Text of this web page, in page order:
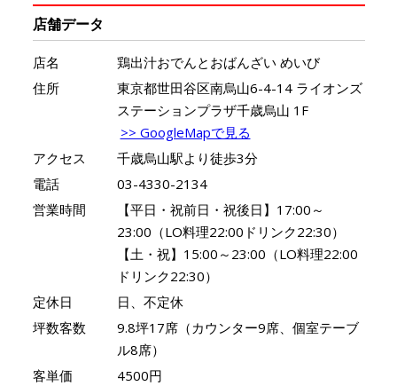
店舗データ
店名
鶏出汁おでんとおばんざい めいび
住所
東京都世田谷区南烏山6-4-14 ライオンズ
ステーションプラザ千歳烏山 1F
>> GoogleMapで見る
アクセス
千歳烏山駅より徒歩3分
電話
03-4330-2134
営業時間
【平日・祝前日・祝後日】17:00～
23:00（LO料理22:00ドリンク22:30）
【土・祝】15:00～23:00（LO料理22:00
ドリンク22:30）
定休日
日、不定休
坪数客数
9.8坪17席（カウンター9席、個室テーブ
ル8席）
客単価
4500円